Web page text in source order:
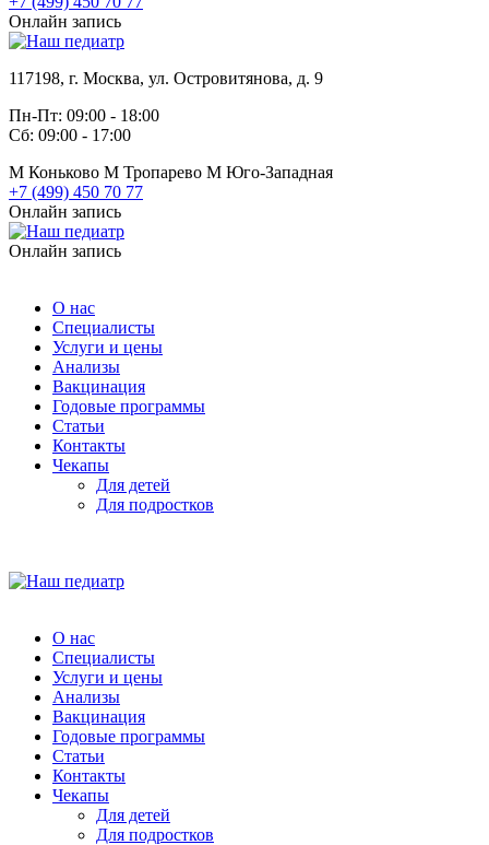
Онлайн запись
117198, г. Москва, ул. Островитянова, д. 9
Пн-Пт: 09:00 - 18:00
Сб: 09:00 - 17:00
М Коньково М Тропарево М Юго-Западная
+7 (499) 450 70 77
Онлайн запись
Онлайн запись
О нас
Специалисты
Услуги и цены
Анализы
Вакцинация
Годовые программы
Статьи
Контакты
Чекапы
Для детей
Для подростков
О нас
Специалисты
Услуги и цены
Анализы
Вакцинация
Годовые программы
Статьи
Контакты
Чекапы
Для детей
Для подростков